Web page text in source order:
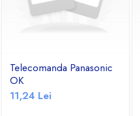
Telecomanda Panasonic
OK
11,24 Lei